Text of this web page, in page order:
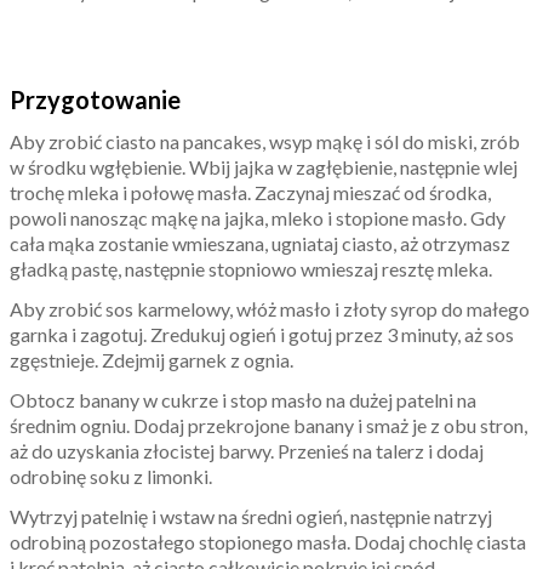
Przygotowanie
Aby zrobić ciasto na pancakes, wsyp mąkę i sól do miski, zrób
w środku wgłębienie. Wbij jajka w zagłębienie, następnie wlej
trochę mleka i połowę masła. Zaczynaj mieszać od środka,
powoli nanosząc mąkę na jajka, mleko i stopione masło. Gdy
cała mąka zostanie wmieszana, ugniataj ciasto, aż otrzymasz
gładką pastę, następnie stopniowo wmieszaj resztę mleka.
Aby zrobić sos karmelowy, włóż masło i złoty syrop do małego
garnka i zagotuj. Zredukuj ogień i gotuj przez 3 minuty, aż sos
zgęstnieje. Zdejmij garnek z ognia.
Obtocz banany w cukrze i stop masło na dużej patelni na
średnim ogniu. Dodaj przekrojone banany i smaż je z obu stron,
aż do uzyskania złocistej barwy. Przenieś na talerz i dodaj
odrobinę soku z limonki.
Wytrzyj patelnię i wstaw na średni ogień, następnie natrzyj
odrobiną pozostałego stopionego masła. Dodaj chochlę ciasta